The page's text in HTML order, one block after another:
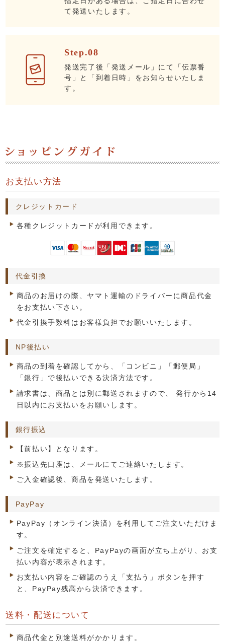
て発送いたします。
Step.08
発送完了後「発送メール」にて「伝票番
号」と「到着日時」をお知らせいたしま
す。
お支払い方法
クレジットカード
各種クレジットカードが利用できます。
代金引換
商品のお届けの際、ヤマト運輸のドライバーに商品代金
をお支払い下さい。
代金引換手数料はお客様負担でお願いいたします。
NP後払い
商品の到着を確認してから、「コンビニ」「郵便局」
「銀行」で後払いできる決済方法です。
請求書は、商品とは別に郵送されますので、 発行から14
日以内にお支払いをお願いします。
銀行振込
【前払い】となります。
※振込先口座は、メールにてご連絡いたします。
ご入金確認後、商品を発送いたします。
PayPay
PayPay（オンライン決済）を利用してご注文いただけま
す。
ご注文を確定すると、PayPayの画面が立ち上がり、お支
払い内容が表示されます。
お支払い内容をご確認のうえ「支払う」ボタンを押す
と、PayPay残高から決済できます。
送料・配送について
商品代金と別途送料がかかります。